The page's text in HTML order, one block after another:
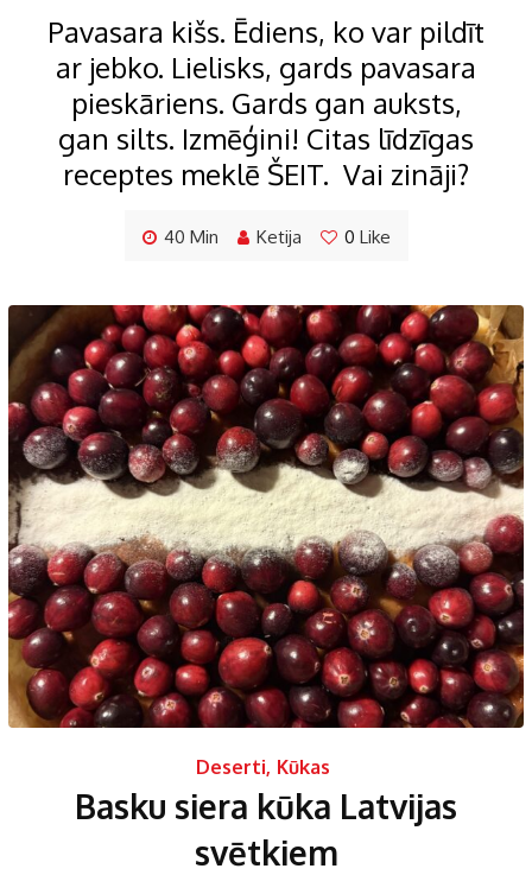
Pavasara kišs. Ēdiens, ko var pildīt
ar jebko. Lielisks, gards pavasara
pieskāriens. Gards gan auksts,
gan silts. Izmēģini! Citas līdzīgas
receptes meklē ŠEIT. Vai zināji?
40 Min Ketija 0 Like
Deserti, Kūkas
Basku siera kūka Latvijas
svētkiem